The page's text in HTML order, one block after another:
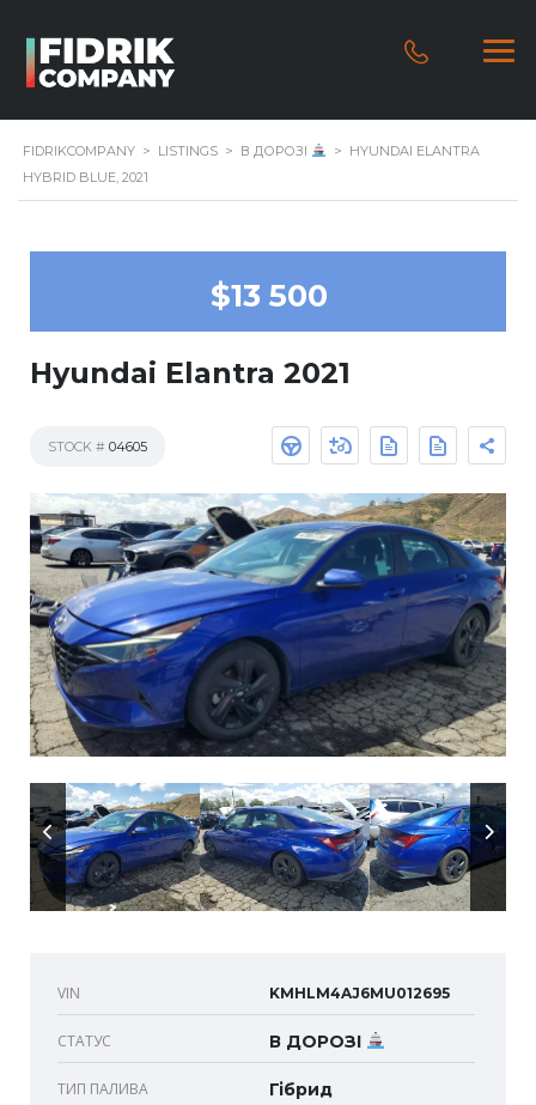
FIDRIKCOMPANY > LISTINGS > В ДОРОЗІ > HYUNDAI ELANTRA
HYBRID BLUE, 2021
$13 500
Hyundai Elantra 2021
STOCK # 04605
VIN KMHLM4AJ6MU012695
СТАТУС В ДОРОЗІ
ТИП ПАЛИВА Гібрид